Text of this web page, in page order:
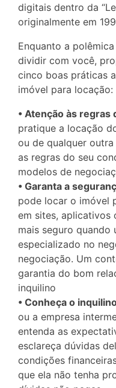
digitais dentro da
originalmente em
Enquanto a
dividir com você,
cinco boas práticas
imóvel para locação:
• Atenção às regras
pratique a locação
ou de qualquer
as regras do seu
modelos de
• Garanta a
pode locar o imóvel
em sites, aplicativos
mais seguro quando
especializado no
negociação. Um
garantia do bom
inquilino
• Conheça o
ou a empresa
entenda as
esclareça dúvidas
condições
que ela não tenha